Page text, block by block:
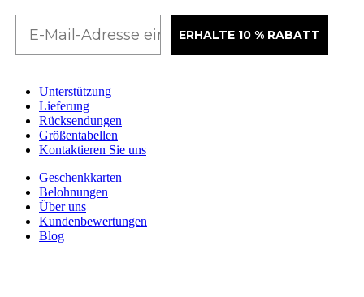
ERHALTE 10 % RABATT
Unterstützung
Lieferung
Rücksendungen
Größentabellen
Kontaktieren Sie uns
Geschenkkarten
Belohnungen
Über uns
Kundenbewertungen
Blog